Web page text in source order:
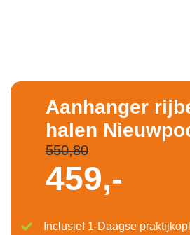
Aanhanger
halen
550,80
459,-
Inclusief 1-Daagse